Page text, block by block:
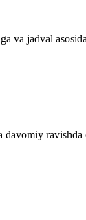
va jadval
ravishda